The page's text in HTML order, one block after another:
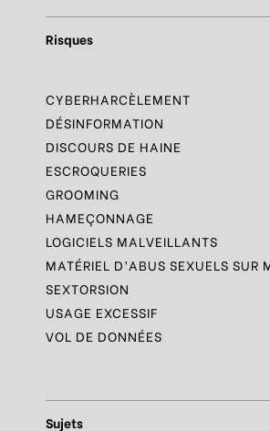
Risques
CYBERHARCÈLEMENT
DÉSINFORMATION
DISCOURS DE HAINE
ESCROQUERIES
GROOMING
HAMEÇONNAGE
LOGICIELS MALVEILLANTS
MATÉRIEL D’ABUS SEXUELS SUR
SEXTORSION
USAGE EXCESSIF
VOL DE DONNÉES
Sujets